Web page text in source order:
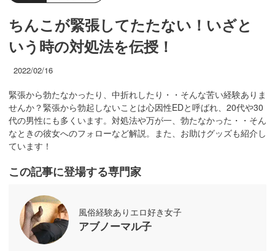
ちんこが緊張してたたない！いざと
いう時の対処法を伝授！
2022/02/16
緊張から勃たなかったり、中折れしたり・・そんな苦い経験ありま
せんか？緊張から勃起しないことは心因性EDと呼ばれ、20代や30
代の男性にも多くいます。対処法や万が一、勃たなかった・・そん
なときの彼女へのフォローなど解説。また、お助けグッズも紹介し
ています！
この記事に登場する専門家
風俗経験ありエロ好き女子
アブノーマル子